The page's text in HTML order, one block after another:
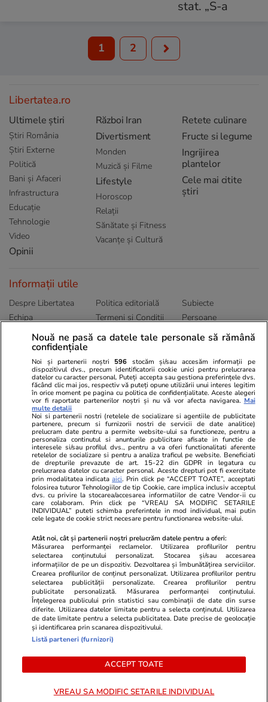
1 2
Libertatea.ro
Ultimele știri
Știri România
Știri Externe
Politică
Bani și Afaceri
Infrastructura
Educație
Tehnologie
Video
Opinii
Război Iran
Divertisment
Monden
Muzică și Filme
Lifestyle
Horoscop
Relații
Sănătate și Fitness
Vacanțe și Cultură
Retete culinare
Fructe si legume
Ingrijirea
plantelor
Cele mai citite
știri
Informații utile
Despre Libertatea
Echipa
Publicitate
Politica de
Politica editorială
Termeni și Conditii
Abonamente
Subiecte
Persoane
Sitemap
Ringier România
Libertatea pentru
Unica.ro
Program TV
Avantaje
ELLE
Gazeta Sporturilor
Stiri mondene
Calculator sarcina
Ajută Copiii
Locuri de muncă
Imobiliare.ro
Jobradar24
Imoradar24
Colecții Libertatea
Pariază responsabil! Decizia ONJN nr. 821/25.09.2025.
Jocurile de noroc sunt interzise minorilor.
© 2026 Ringier Romania. Toate drepturile rezervate
Actualizare preferințe cookies
Nouă ne pasă ca datele tale personale să rămână
confidențiale
Noi și partenerii noștri 596 stocăm și/sau accesăm informații pe
dispozitivul dvs., precum identificatorii cookie unici pentru prelucrarea
datelor cu caracter personal. Puteți accepta sau gestiona preferințele dvs.
făcând clic mai jos, respectiv vă puteți opune utilizării unui interes legitim
în orice moment pe pagina cu politica de confidențialitate. Aceste alegeri
vor fi raportate partenerilor noștri și nu vă vor afecta navigarea. Mai
multe detalii
Noi si partenerii nostri (retelele de socializare si agentiile de publicitate
partenere, precum si furnizorii nostri de servicii de date analitice)
prelucram date pentru a permite website-ului sa functioneze, pentru a
personaliza continutul si anunturile publicitare afisate in functie de
interesele si/sau profilul dvs., pentru a va oferi functionalitati aferente
retelelor de socializare si pentru a analiza traficul pe website. Beneficiati
de drepturile prevazute de art. 15-22 din GDPR in legatura cu
prelucrarea datelor cu caracter personal. Aceste drepturi pot fi exercitate
prin modalitatea indicataaici. Prin click pe “ACCEPT TOATE”, acceptati
folosirea tuturor Tehnologiilor de tip Cookie, care implica inclusiv acceptul
dvs. cu privire la stocarea/accesarea informatiilor de catre Vendor-ii cu
care colaboram. Prin click pe “VREAU SA MODIFIC SETARILE
INDIVIDUAL” puteti schimba preferintele in mod individual, mai putin
cele legate de cookie strict necesare pentru functionarea website-ului.
Atât noi, cât și partenerii noștri prelucrăm datele pentru a oferi:
Măsurarea performanței reclamelor. Utilizarea profilurilor pentru
selectarea conținutului personalizat. Stocarea și/sau accesarea
informațiilor de pe un dispozitiv. Dezvoltarea și îmbunătățirea serviciilor.
Crearea profilurilor de conținut personalizat. Utilizarea profilurilor pentru
selectarea publicității personalizate. Crearea profilurilor pentru
publicitate personalizată. Măsurarea performanței conținutului.
Înțelegerea publicului prin statistici sau combinații de date din surse
diferite. Utilizarea datelor limitate pentru a selecta conținutul. Utilizarea
de date limitate pentru a selecta publicitatea. Date precise de geolocație
și identificarea prin scanarea dispozitivului.
Listă parteneri (furnizori)
ACCEPT TOATE
VREAU SA MODIFIC SETARILE INDIVIDUAL